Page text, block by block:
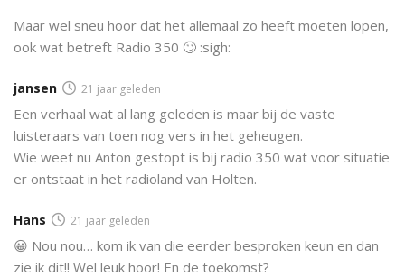
Maar wel sneu hoor dat het allemaal zo heeft moeten lopen,
ook wat betreft Radio 350 🙄 :sigh:
jansen 21 jaar geleden
Een verhaal wat al lang geleden is maar bij de vaste
luisteraars van toen nog vers in het geheugen.
Wie weet nu Anton gestopt is bij radio 350 wat voor situatie
er ontstaat in het radioland van Holten.
Hans 21 jaar geleden
😀 Nou nou… kom ik van die eerder besproken keun en dan
zie ik dit!! Wel leuk hoor! En de toekomst?